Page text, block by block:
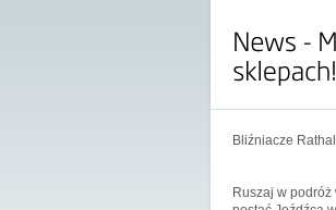
Bliźniacze
Ruszaj w